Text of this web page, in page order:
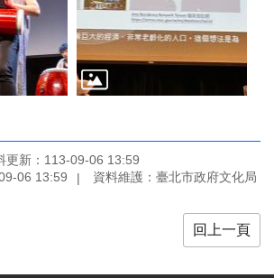
更新：113-09-06 13:59
06 13:59
資料維護：臺北市政府文化局
回上一頁